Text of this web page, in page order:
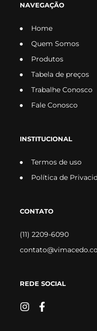
NAVEGAÇÃO
Home
Quem Somos
Produtos
Tabela de preços
Trabalhe Conosco
Fale Conosco
INSTITUCIONAL
Termos de uso
Política de
CONTATO
(11) 2209-6090
REDE SOCIAL